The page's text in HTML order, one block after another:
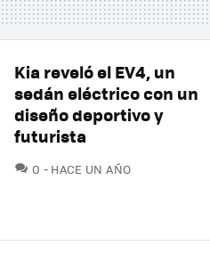
Kia reveló el EV4, un
sedán eléctrico con un
diseño deportivo y
futurista
0 COMENTARIOS
HACE UN AÑO